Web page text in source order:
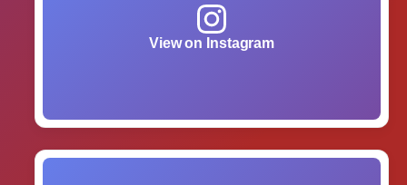
View on Instagram